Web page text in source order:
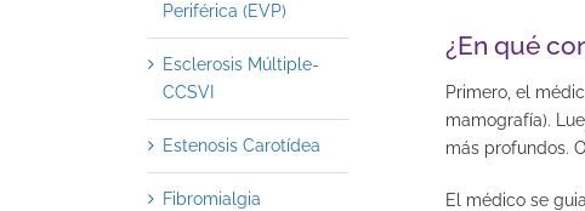
¿En qué
Primero, el
mamografí­a).
más profundos.
El médico se
Periférica (EVP)
Esclerosis Múltiple-
CCSVI
Estenosis Carotídea
Fibromialgia